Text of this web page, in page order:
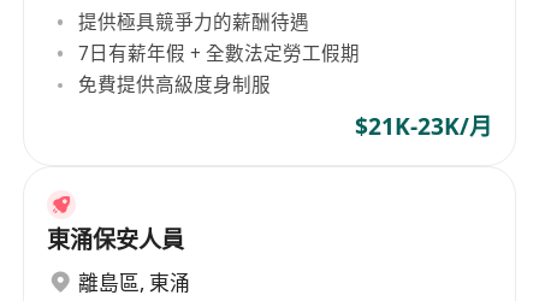
提供極具競爭力的薪酬待遇
7日有薪年假 + 全數法定勞工假期
免費提供高級度身制服
$21K-23K/月
東涌保安人員
離島區, 東涌